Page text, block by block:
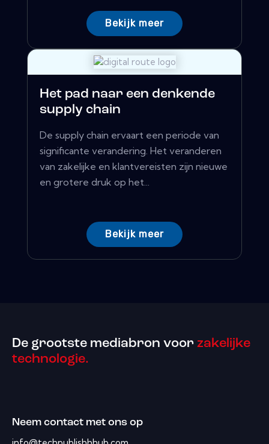
Bekijk meer
Het pad naar een denkende
supply chain
De supply chain ervaart een periode van
significante verandering. Het veranderen
van zakelijke en klantvereisten zijn nieuwe
en grotere druk op het...
Bekijk meer
De grootste mediabron voor zakelijke
technologie.
Neem contact met ons op